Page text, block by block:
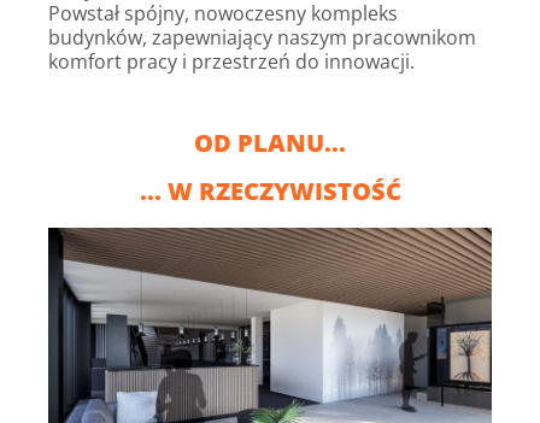
Powstał spójny, nowoczesny kompleks
budynków, zapewniający naszym pracownikom
komfort pracy i przestrzeń do innowacji.
OD PLANU...
... W RZECZYWISTOŚĆ